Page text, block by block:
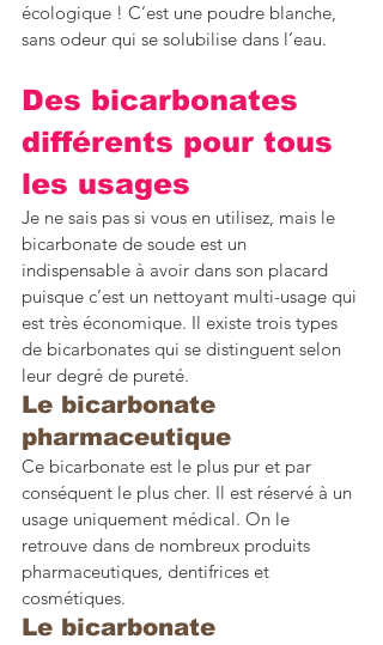
écologique ! C’est une poudre blanche,
sans odeur qui se solubilise dans l’eau.
Des bicarbonates
différents pour tous
les usages
Je ne sais pas si vous en utilisez, mais le
bicarbonate de soude est un
indispensable à avoir dans son placard
puisque c’est un nettoyant multi-usage qui
est très économique. Il existe trois types
de bicarbonates qui se distinguent selon
leur degré de pureté.
Le bicarbonate
pharmaceutique
Ce bicarbonate est le plus pur et par
conséquent le plus cher. Il est réservé à un
usage uniquement médical. On le
retrouve dans de nombreux produits
pharmaceutiques, dentifrices et
cosmétiques.
Le bicarbonate